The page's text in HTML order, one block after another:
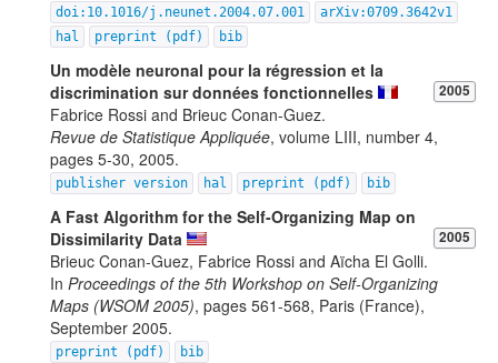
doi:10.1016/j.neunet.2004.07.001
arXiv:0709.3642v1
hal
preprint (pdf) bib
Un modèle neuronal pour la régression et la
discrimination sur données fonctionnelles
2005
Fabrice Rossi and Brieuc Conan-Guez.
Revue de Statistique Appliquée, volume LIII, number 4,
pages 5-30, 2005.
publisher version hal preprint (pdf) bib
A Fast Algorithm for the Self-Organizing Map on
Dissimilarity Data
2005
Brieuc Conan-Guez, Fabrice Rossi and Aïcha El Golli.
In Proceedings of the 5th Workshop on Self-Organizing
Maps (WSOM 2005), pages 561-568, Paris (France),
September 2005.
preprint (pdf) bib